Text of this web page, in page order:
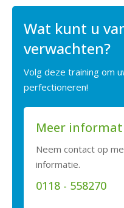
Wat kunt u
verwachten?
Volg deze training om
perfectioneren!
Meer
Neem contact op
informatie.
0118 - 558270